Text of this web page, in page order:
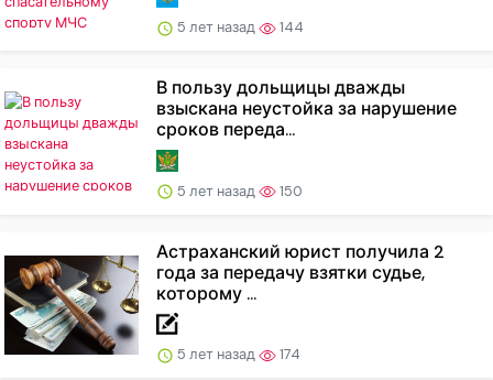
5 лет назад 144
В пользу дольщицы дважды
взыскана неустойка за нарушение
сроков переда...
5 лет назад 150
Астраханский юрист получила 2
года за передачу взятки судье,
которому ...
5 лет назад 174